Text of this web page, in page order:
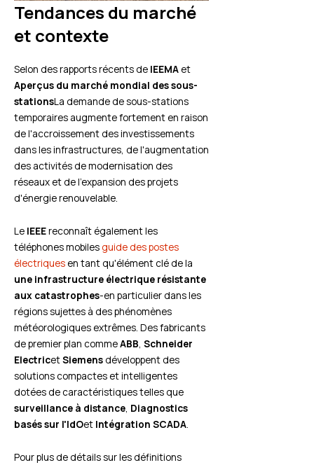
Tendances du marché
et contexte
Selon des rapports récents de IEEMA et
Aperçus du marché mondial des sous-
stationsLa demande de sous-stations
temporaires augmente fortement en raison
de l'accroissement des investissements
dans les infrastructures, de l'augmentation
des activités de modernisation des
réseaux et de l'expansion des projets
d'énergie renouvelable.
Le IEEEreconnaît également les
téléphones mobiles guide des postes
électriques en tant qu'élément clé de la
une infrastructure électrique résistante
aux catastrophes-en particulier dans les
régions sujettes à des phénomènes
météorologiques extrêmes. Des fabricants
de premier plan commeABB, Schneider
ElectricetSiemens développent des
solutions compactes et intelligentes
dotées de caractéristiques telles que
surveillance à distance, Diagnostics
basés sur l'IdOet Intégration SCADA.
Pour plus de détails sur les définitions